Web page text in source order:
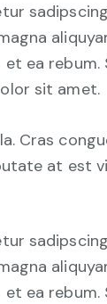
ea
sit amet.
Cras
at est
ea